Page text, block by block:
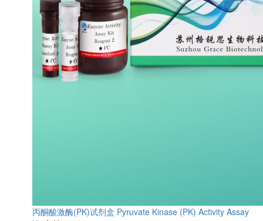
丙酮酸激酶(PK)试剂盒 Pyruvate Kinase (PK) Activity Assay